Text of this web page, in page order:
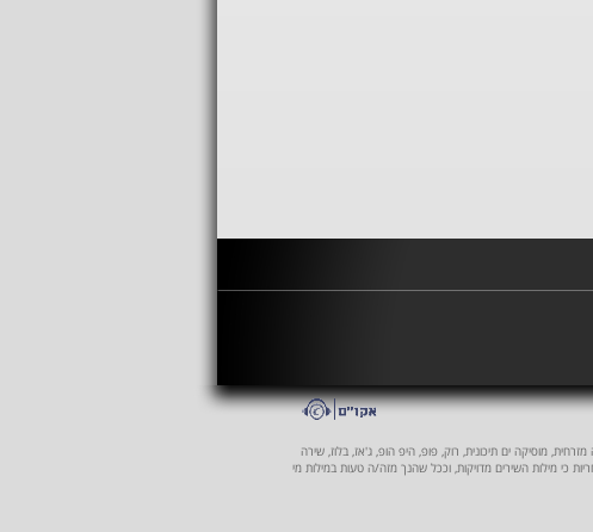
מוסיקה ים תיכונית, רוק, פופ, היפ הופ, ג'אז, בלוז, שירה
כי מילות השירים מדויקות, וככל שהנך מזה/ה טעות במילות מי